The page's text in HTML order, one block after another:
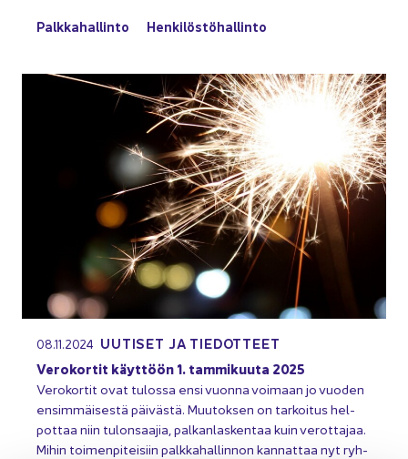
Palk­ka­hal­lin­to Hen­ki­lös­tö­hal­lin­to
08.11.2024 UU­TI­SET JA TIE­DOT­TEET
Ve­ro­kor­tit käyt­töön 1. tam­mi­kuu­ta 2025
Ve­ro­kor­tit ovat tu­los­sa ensi vuon­na voi­maan jo vuo­den
en­sim­mäi­ses­tä päi­väs­tä. Muu­tok­sen on tar­koi­tus hel­
pot­taa niin tu­lon­saa­jia, pal­kan­las­ken­taa kuin ve­rot­ta­jaa.
Mihin toi­men­pi­tei­siin palk­ka­hal­lin­non kan­nat­taa nyt ryh­